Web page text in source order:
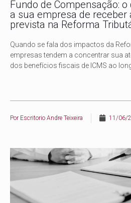
Fundo de Compensação:
a sua empresa de receber
prevista na Reforma
Quando se fala dos impactos da
empresas tendem a concentrar sua
dos benefícios fiscais de ICMS ao
Por Escritorio Andre Teixeira 11/06/